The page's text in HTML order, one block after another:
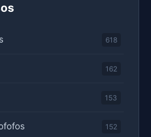
618
162
153
152